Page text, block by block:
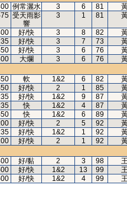
例常灑水 3 6 81
受天雨影
響
3 1 81
好/快 3 8 82
好/快 3 7 73
好/快 3 6 76
大爛 3 6 76
軟 1&2 6 82
好/快 2 1 85
好/快 1&2 9 87
快 1&2 4 87
快 1&2 6 89
好/快 2 5 92
好/快 1&2 1 92
好/快 2 1 92
好/黏 2 3 98
好/快 1&2 13 99
好/快 1&2 4 99